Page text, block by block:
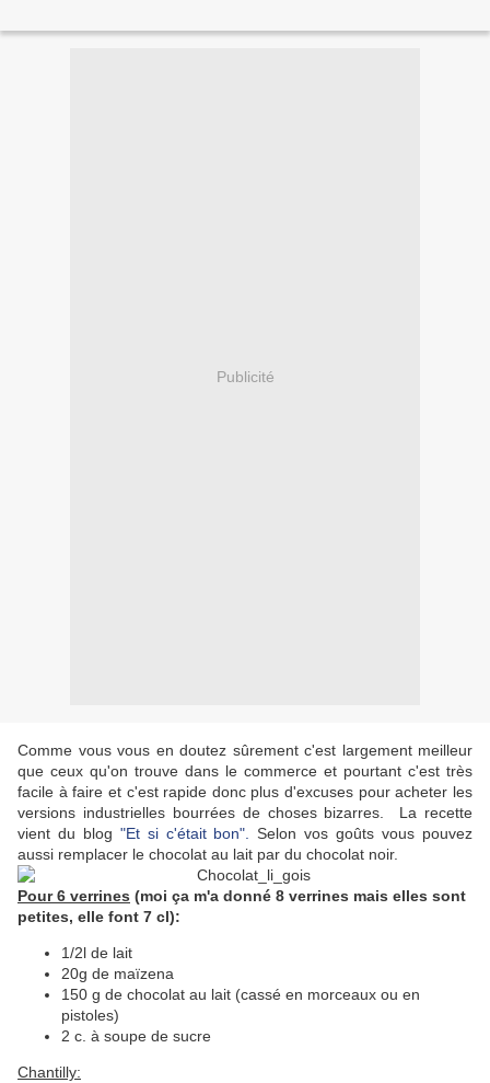
Publicité
Comme vous vous en doutez sûrement c'est largement meilleur
que ceux qu'on trouve dans le commerce et pourtant c'est très
facile à faire et c'est rapide donc plus d'excuses pour acheter les
versions industrielles bourrées de choses bizarres. La recette
vient du blog "Et si c'était bon".
Selon vos goûts vous pouvez
aussi remplacer le chocolat au lait par du chocolat noir.
Pour 6 verrines (moi ça m'a donné 8 verrines mais elles sont
petites, elle font 7 cl):
1/2l de lait
20g de maïzena
150 g de chocolat au lait (cassé en morceaux ou en
pistoles)
2 c. à soupe de sucre
Chantilly: